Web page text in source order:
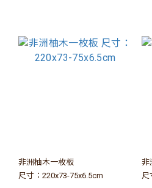
非洲柚木一枚板
尺寸：220x73-75x6.5cm
非
尺